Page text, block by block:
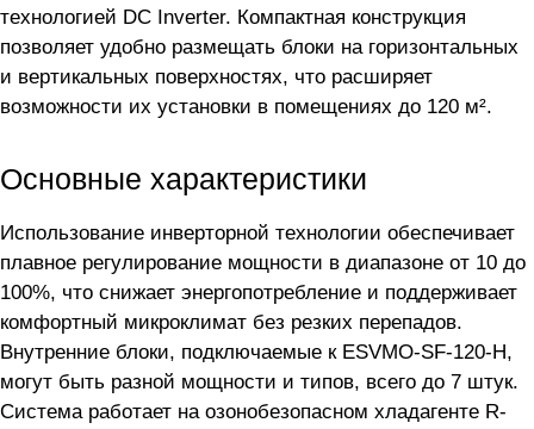
технологией DC Inverter. Компактная конструкция
позволяет удобно размещать блоки на горизонтальных
и вертикальных поверхностях, что расширяет
возможности их установки в помещениях до 120 м².
Основные характеристики
Использование инверторной технологии обеспечивает
плавное регулирование мощности в диапазоне от 10 до
100%, что снижает энергопотребление и поддерживает
комфортный микроклимат без резких перепадов.
Внутренние блоки, подключаемые к ESVMO-SF-120-H,
могут быть разной мощности и типов, всего до 7 штук.
Система работает на озонобезопасном хладагенте R-